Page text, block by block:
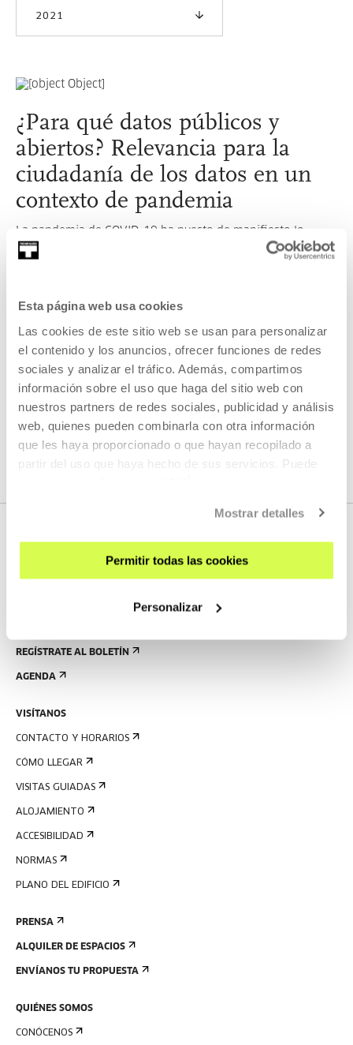
Esta página web usa cookies
Las cookies de este sitio web se usan para personalizar
el contenido y los anuncios, ofrecer funciones de redes
sociales y analizar el tráfico. Además, compartimos
información sobre el uso que haga del sitio web con
nuestros partners de redes sociales, publicidad y análisis
web, quienes pueden combinarla con otra información
que les haya proporcionado o que hayan recopilado a
partir del uso que haya hecho de sus servicios. Puede
Mostrar detalles
Permitir todas las cookies
Personalizar
2021
¿Para qué datos públicos y
abiertos? Relevancia para la
ciudadanía de los datos en un
contexto de pandemia
La pandemia de COVID-19 ha puesto de manifiesto lo
importantes que son los datos. Hemos vivido pendientes
tenido que aprender qué son las escalas logarítmicas, la
VER TODOS LOS ARTISTAS Y CREADORES/AS
REGÍSTRATE AL BOLETÍN
AGENDA
VISÍTANOS
CONTACTO Y HORARIOS
CÓMO LLEGAR
VISITAS GUIADAS
ALOJAMIENTO
ACCESIBILIDAD
NORMAS
PLANO DEL EDIFICIO
PRENSA
ALQUILER DE ESPACIOS
ENVÍANOS TU PROPUESTA
QUIÉNES SOMOS
CONÓCENOS